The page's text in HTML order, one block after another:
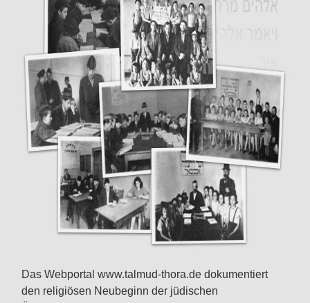
Das Webportal www.talmud-thora.de dokumentiert
den religiösen Neubeginn der jüdischen